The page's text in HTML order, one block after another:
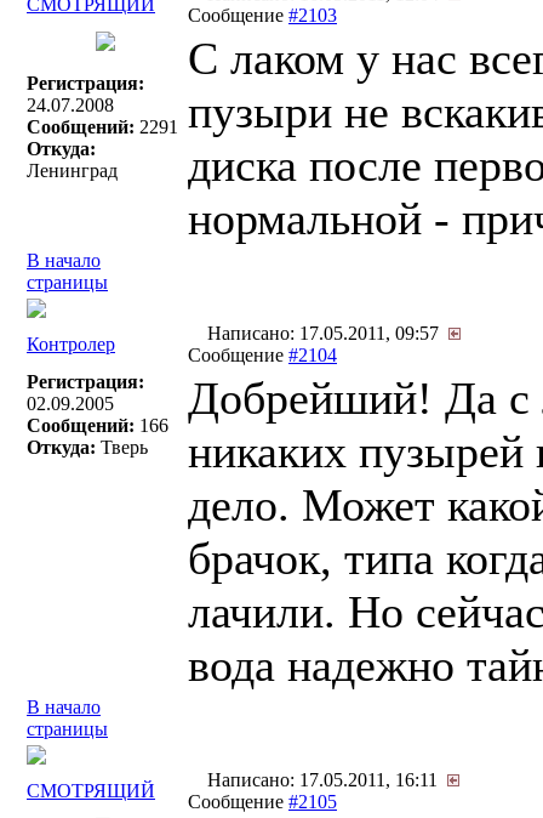
СМОТРЯЩИЙ
Сообщение #2103
Регистрация:
24.07.2008
Сообщений: 2291
Откуда:
Ленинград
С лаком у нас
пузыри не
диска после
нормальной -
В начало
страницы
Контролер
Написано: 17.05.2011, 09:57
Сообщение #2104
Регистрация:
02.09.2005
Сообщений: 166
Откуда: Тверь
Добрейший! Да с
никаких пузырей
дело. Может
брачок, типа
лачили. Но
вода надежно
В начало
страницы
СМОТРЯЩИЙ
Написано: 17.05.2011, 16:11
Сообщение #2105